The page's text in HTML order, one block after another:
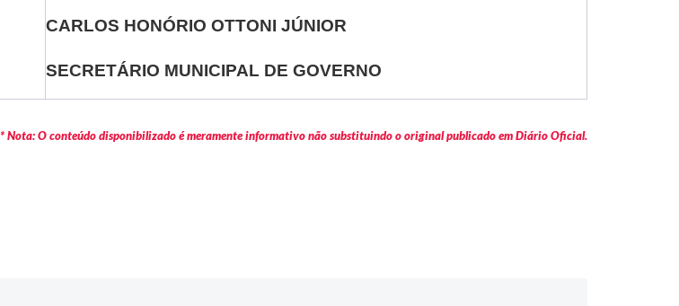
CARLOS HONÓRIO OTTONI JÚNIOR
SECRETÁRIO MUNICIPAL DE GOVERNO
* Nota: O conteúdo disponibilizado é meramente informativo não substituindo o original publicado em Diário Oficial.